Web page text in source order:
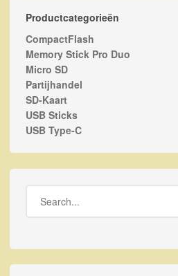
Productcategorieën
CompactFlash
Memory Stick Pro Duo
Micro SD
Partijhandel
SD-Kaart
USB Sticks
USB Type-C